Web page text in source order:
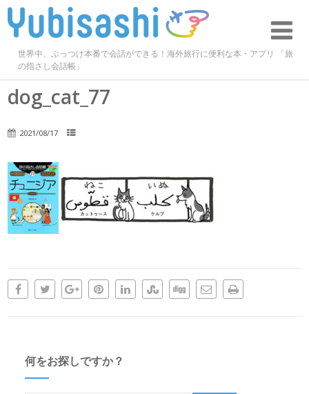
世界中、ぶっつけ本番で会話ができる！海外旅行に便利な本・アプリ 「旅
の指さし会話帳」
dog_cat_77
2021/08/17
何をお探しですか？